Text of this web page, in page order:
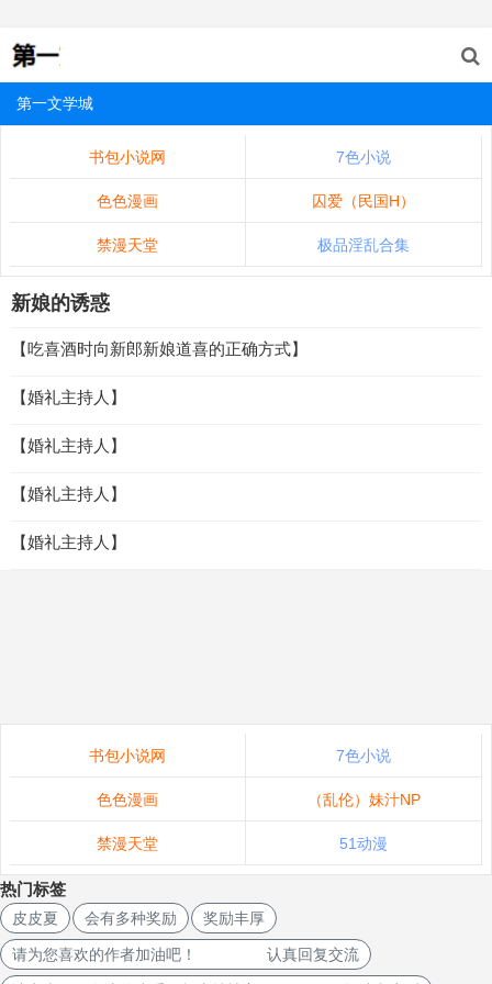
第一文学城
书包小说网 7色小说
色色漫画 囚爱（民国H）
禁漫天堂 极品淫乱合集
新娘的诱惑
【吃喜酒时向新郎新娘道喜的正确方式】
【婚礼主持人】
【婚礼主持人】
【婚礼主持人】
【婚礼主持人】
书包小说网 7色小说
色色漫画 （乱伦）妹汁NP
禁漫天堂 51动漫
热门标签
皮皮夏 会有多种奖励 奖励丰厚
请为您喜欢的作者加油吧！ 认真回复交流